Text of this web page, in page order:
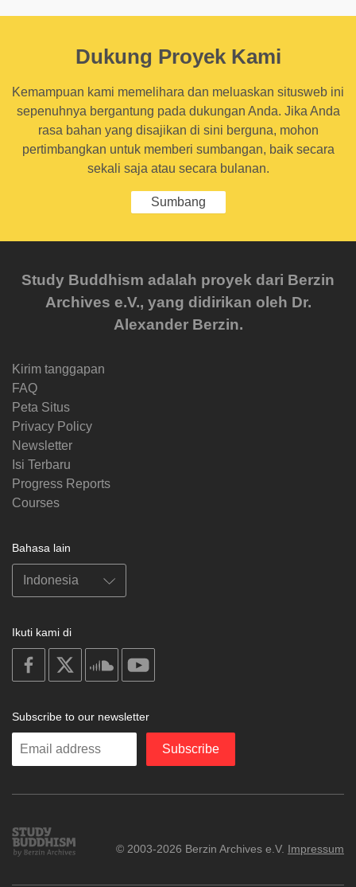
Dukung Proyek Kami
Kemampuan kami memelihara dan meluaskan situsweb ini
sepenuhnya bergantung pada dukungan Anda. Jika Anda
rasa bahan yang disajikan di sini berguna, mohon
pertimbangkan untuk memberi sumbangan, baik secara
sekali saja atau secara bulanan.
Sumbang
Study Buddhism adalah proyek dari Berzin
Archives e.V., yang didirikan oleh Dr.
Alexander Berzin.
Kirim tanggapan
FAQ
Peta Situs
Privacy Policy
Newsletter
Isi Terbaru
Progress Reports
Courses
Bahasa lain
Ikuti kami di
on
facebook
soundcloud
Subscribe to our newsletter
Enter
Subscribe
Study
Buddhism
© 2003-2026 Berzin Archives e.V. Impressum